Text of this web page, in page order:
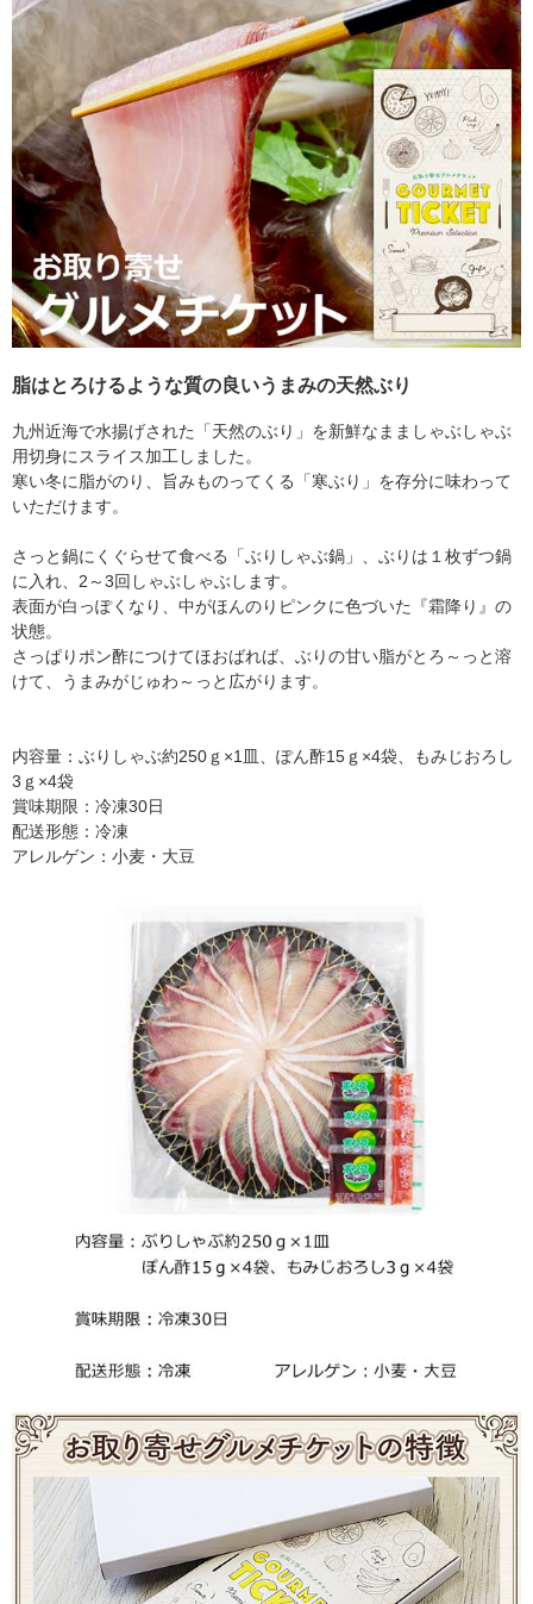
脂はとろけるような質の良いうまみの天然ぶり
九州近海で水揚げされた「天然のぶり」を新鮮なまましゃぶしゃぶ
用切身にスライス加工しました。
寒い冬に脂がのり、旨みものってくる「寒ぶり」を存分に味わって
いただけます。
さっと鍋にくぐらせて食べる「ぶりしゃぶ鍋」、ぶりは１枚ずつ鍋
に入れ、2～3回しゃぶしゃぶします。
表面が白っぽくなり、中がほんのりピンクに色づいた『霜降り』の
状態。
さっぱりポン酢につけてほおばれば、ぶりの甘い脂がとろ～っと溶
けて、うまみがじゅわ～っと広がります。
内容量：ぶりしゃぶ約250ｇ×1皿、ぽん酢15ｇ×4袋、もみじおろし
3ｇ×4袋
賞味期限：冷凍30日
配送形態：冷凍
アレルゲン：小麦・大豆